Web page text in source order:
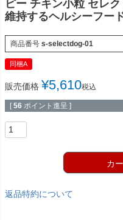
ピー チキン小粒 セレ
維持するヘルシーフー
商品番号 s-selectdog-01
同梱A
販売価格 ¥5,610税込
[ 56 ポイント進呈 ]
カ
返品特約について